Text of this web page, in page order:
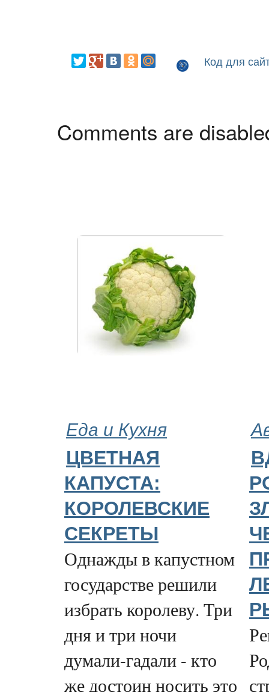
Код для
Comments are
Еда и Кухня
ЦВЕТНАЯ
КАПУСТА:
КОРОЛЕВСКИЕ
СЕКРЕТЫ
Однажды в капустном
государстве решили
избрать королеву. Три
дня и три ночи
думали-гадали - кто
же достоин носить это